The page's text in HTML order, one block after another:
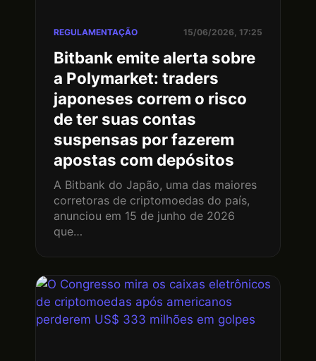
REGULAMENTAÇÃO 15/06/2026, 17:25
Bitbank emite alerta sobre
a Polymarket: traders
japoneses correm o risco
de ter suas contas
suspensas por fazerem
apostas com depósitos
A Bitbank do Japão, uma das maiores
corretoras de criptomoedas do país,
anunciou em 15 de junho de 2026
que…